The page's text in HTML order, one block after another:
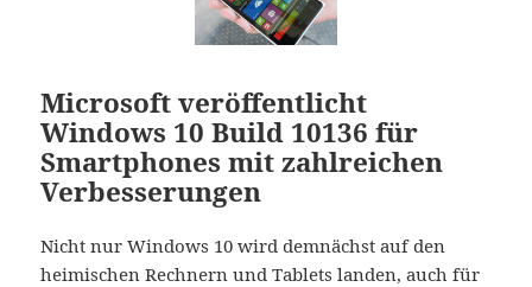
Microsoft veröffentlicht
Windows 10 Build 10136 für
Smartphones mit zahlreichen
Verbesserungen
Nicht nur Windows 10 wird demnächst auf den
heimischen Rechnern und Tablets landen, auch für